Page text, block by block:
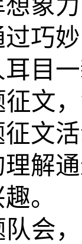
象
巧
目
文
文
解
。
队会